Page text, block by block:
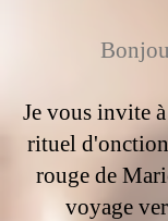
Je vous invite
rituel d'onction
rouge de
voyage